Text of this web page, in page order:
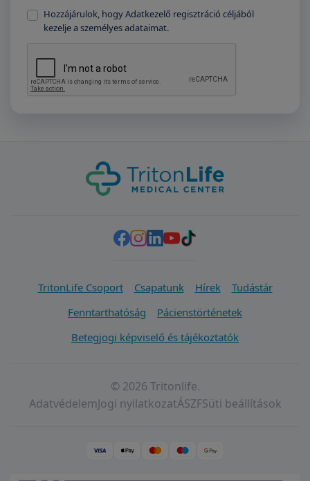
Hozzájárulok, hogy Adatkezelő regisztráció céljából
kezelje a személyes adataimat.
TritonLife Csoport Csapatunk Hírek
Tudástár
Fenntarthatóság
Pácienstörténetek
Betegjogi képviselő és tájékoztatók
© 2026 Tritonlife.
AdatvédelemJogi nyilatkozatÁSZFSüti beállítások